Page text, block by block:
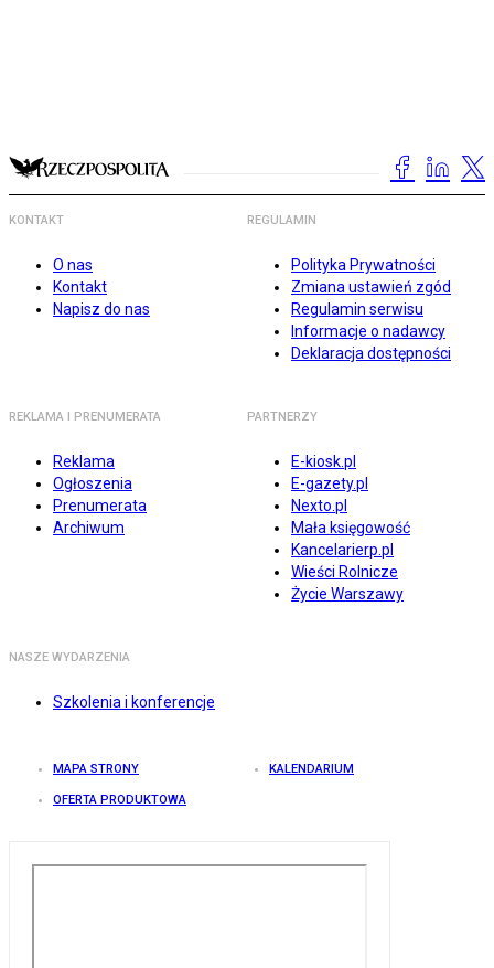
KONTAKT
O nas
Kontakt
Napisz do nas
REGULAMIN
Polityka Prywatności
Zmiana ustawień zgód
Regulamin serwisu
Informacje o nadawcy
Deklaracja dostępności
REKLAMA I PRENUMERATA
Reklama
Ogłoszenia
Prenumerata
Archiwum
PARTNERZY
E-kiosk.pl
E-gazety.pl
Nexto.pl
Mała księgowość
Kancelarierp.pl
Wieści Rolnicze
Życie Warszawy
NASZE WYDARZENIA
Szkolenia i konferencje
MAPA STRONY KALENDARIUM
OFERTA PRODUKTOWA